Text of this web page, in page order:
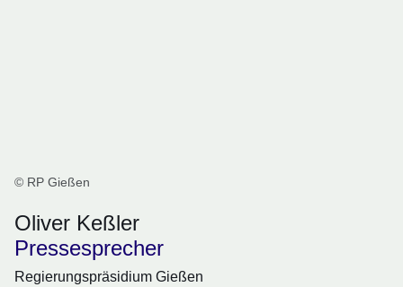
© RP Gießen
Oliver Keßler
Pressesprecher
Regierungspräsidium Gießen